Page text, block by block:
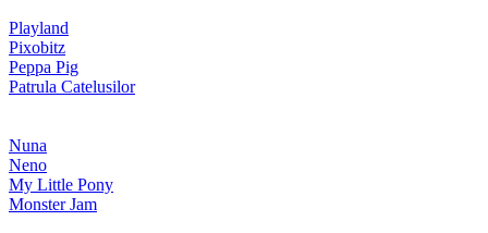
Playland
Pixobitz
Peppa Pig
Patrula Catelusilor
Nuna
Neno
My Little Pony
Monster Jam